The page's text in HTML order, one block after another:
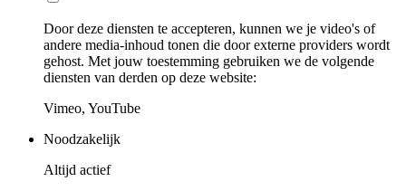
Door deze diensten te accepteren, kunnen we je video's of
andere media-inhoud tonen die door externe providers wordt
gehost. Met jouw toestemming gebruiken we de volgende
diensten van derden op deze website:
Vimeo, YouTube
Noodzakelijk
Altijd actief